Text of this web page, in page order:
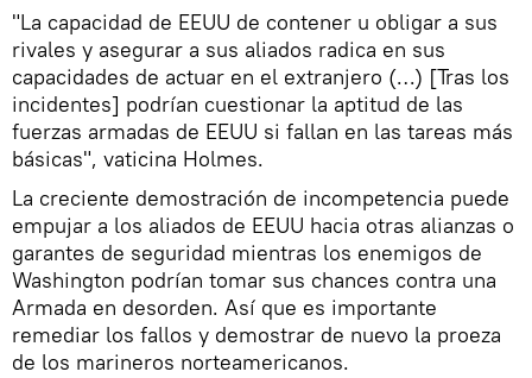
"La capacidad de EEUU de contener u obligar a sus
rivales y asegurar a sus aliados radica en sus
capacidades de actuar en el extranjero (…) [Tras los
incidentes] podrían cuestionar la aptitud de las
fuerzas armadas de EEUU si fallan en las tareas más
básicas", vaticina Holmes.
La creciente demostración de incompetencia puede
empujar a los aliados de EEUU hacia otras alianzas o
garantes de seguridad mientras los enemigos de
Washington podrían tomar sus chances contra una
Armada en desorden. Así que es importante
remediar los fallos y demostrar de nuevo la proeza
de los marineros norteamericanos.